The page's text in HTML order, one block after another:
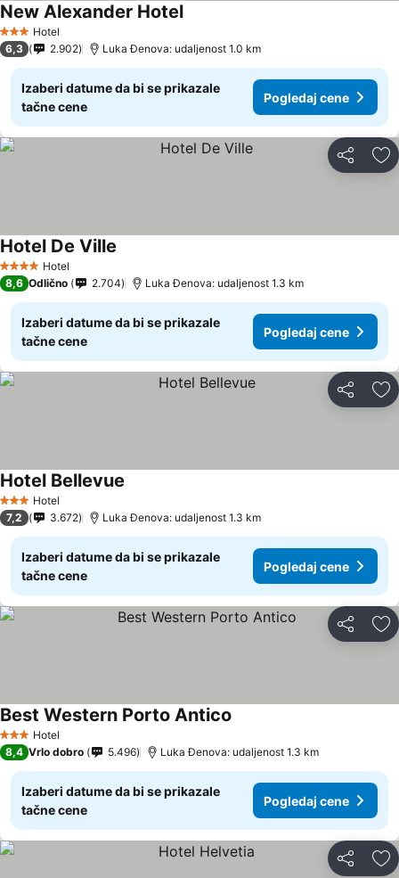
3 Zvezdice
Hotel
New Alexander HotelPogledaj cene
6,3 2.902 Luka Đenova: udaljenost 1.0 km
Izaberi datume da bi se prikazale
tačne cene
Pogledaj cene
Deli
4 ZvezdiceHotel
Hotel De Ville
8,6 Odlično 2.704 Luka Đenova: udaljenost 1.3 km
Izaberi datume da bi se prikazale
tačne cene
Pogledaj cene
Deli
3 Zvezdice
Hotel
Hotel Bellevue
7,2 3.672 Luka Đenova: udaljenost 1.3 km
Izaberi datume da bi se prikazale
tačne cene
Pogledaj cene
Deli
3 Zvezdice
Hotel
Best Western Porto Antico
8,4 Vrlo dobro 5.496 Luka Đenova: udaljenost 1.3 km
Izaberi datume da bi se prikazale
tačne cene
Pogledaj cene
Deli